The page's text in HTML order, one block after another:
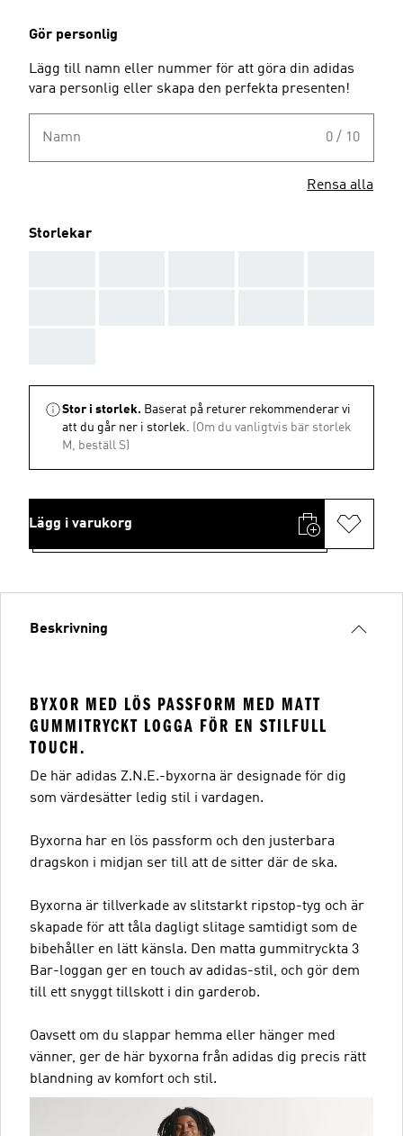
Gör personlig
Lägg till namn eller nummer för att göra din adidas
vara personlig eller skapa den perfekta presenten!
Namn 0 / 10
Rensa alla
Storlekar
Stor i storlek. Baserat på returer rekommenderar vi
att du går ner i storlek. (Om du vanligtvis bär storlek
M, beställ S)
Lägg i varukorg
Beskrivning
BYXOR MED LÖS PASSFORM MED MATT
GUMMITRYCKT LOGGA FÖR EN STILFULL
TOUCH.
De här adidas Z.N.E.-byxorna är designade för dig
som värdesätter ledig stil i vardagen.
Byxorna har en lös passform och den justerbara
dragskon i midjan ser till att de sitter där de ska.
Byxorna är tillverkade av slitstarkt ripstop-tyg och är
skapade för att tåla dagligt slitage samtidigt som de
bibehåller en lätt känsla. Den matta gummitryckta 3
Bar-loggan ger en touch av adidas-stil, och gör dem
till ett snyggt tillskott i din garderob.
Oavsett om du slappar hemma eller hänger med
vänner, ger de här byxorna från adidas dig precis rätt
blandning av komfort och stil.